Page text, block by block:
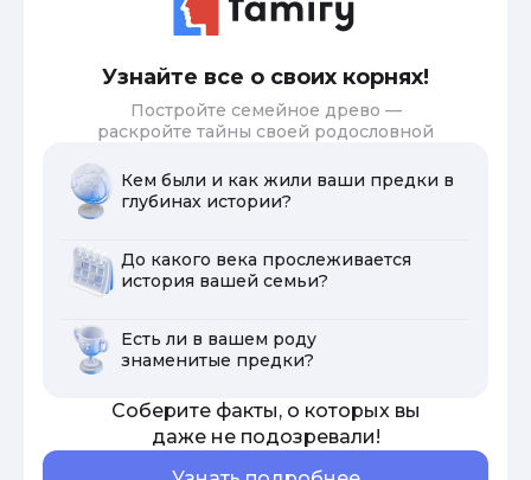
Узнайте все о своих корнях!
Постройте семейное древо —
раскройте тайны своей родословной
Кем были и как жили ваши предки в
глубинах истории?
До какого века прослеживается
история вашей семьи?
Есть ли в вашем роду
знаменитые предки?
Соберите факты, о которых вы
даже не подозревали!